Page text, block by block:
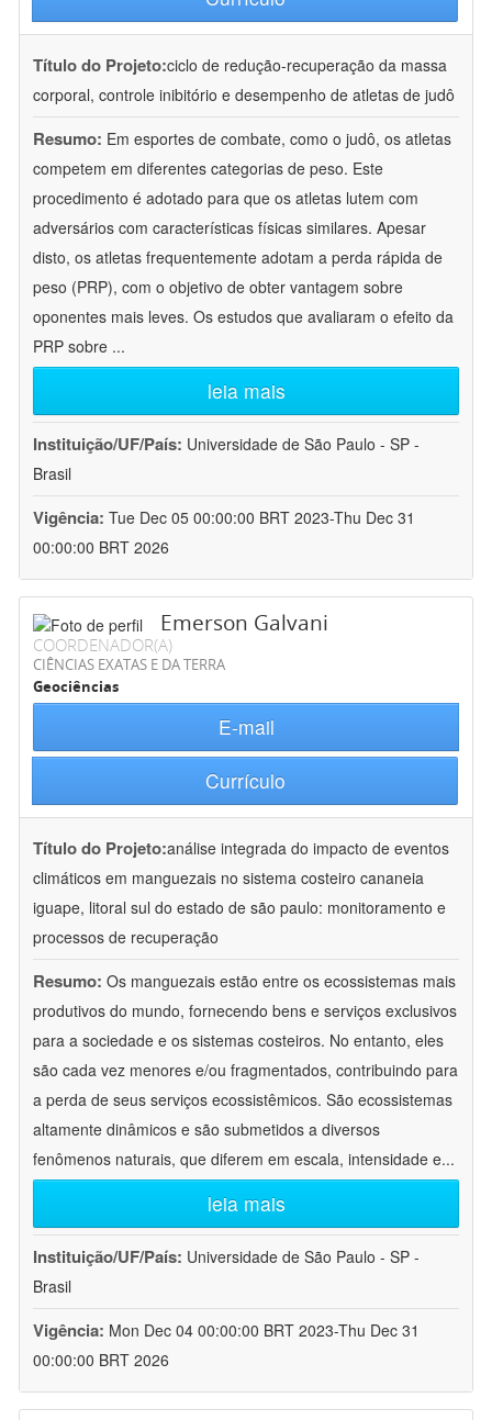
Título do Projeto:ciclo de redução-recuperação da massa
corporal, controle inibitório e desempenho de atletas de judô
Resumo: Em esportes de combate, como o judô, os atletas
competem em diferentes categorias de peso. Este
procedimento é adotado para que os atletas lutem com
adversários com características físicas similares. Apesar
disto, os atletas frequentemente adotam a perda rápida de
peso (PRP), com o objetivo de obter vantagem sobre
oponentes mais leves. Os estudos que avaliaram o efeito da
PRP sobre ...
leia mais
Instituição/UF/País: Universidade de São Paulo - SP -
Brasil
Vigência: Tue Dec 05 00:00:00 BRT 2023-Thu Dec 31
00:00:00 BRT 2026
Emerson Galvani
COORDENADOR(A)
CIÊNCIAS EXATAS E DA TERRA
Geociências
E-mail
Currículo
Título do Projeto:análise integrada do impacto de eventos
climáticos em manguezais no sistema costeiro cananeia 
iguape, litoral sul do estado de são paulo: monitoramento e
processos de recuperação
Resumo: Os manguezais estão entre os ecossistemas mais
produtivos do mundo, fornecendo bens e serviços exclusivos
para a sociedade e os sistemas costeiros. No entanto, eles
são cada vez menores e/ou fragmentados, contribuindo para
a perda de seus serviços ecossistêmicos. São ecossistemas
altamente dinâmicos e são submetidos a diversos
fenômenos naturais, que diferem em escala, intensidade e...
leia mais
Instituição/UF/País: Universidade de São Paulo - SP -
Brasil
Vigência: Mon Dec 04 00:00:00 BRT 2023-Thu Dec 31
00:00:00 BRT 2026